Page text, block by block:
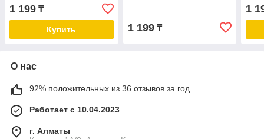
1 199 ₸
Купить 1 199₸
1
О нас
92% положительных из 36 отзывов за год
Работает с 10.04.2023
г. Алматы